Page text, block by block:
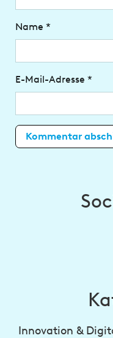
Name *
E-Mail-Adresse *
Innovation &